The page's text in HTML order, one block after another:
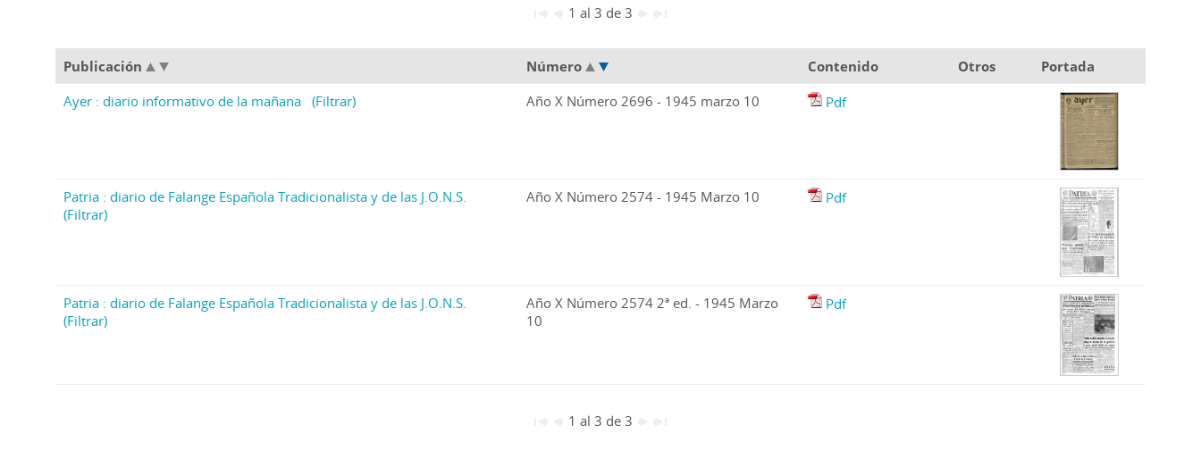
1 al 3 de 3
Publicación Número Contenido Otros
Portada
Ayer : diario informativo de la mañana (Filtrar) Año X Número 2696 - 1945 marzo 10 Pdf
Patria : diario de Falange Española Tradicionalista y de las J.O.N.S.
(Filtrar)
Año X Número 2574 - 1945 Marzo 10 Pdf
Patria : diario de Falange Española Tradicionalista y de las J.O.N.S.
(Filtrar)
Año X Número 2574 2ª ed. - 1945 Marzo
10
Pdf
1 al 3 de 3